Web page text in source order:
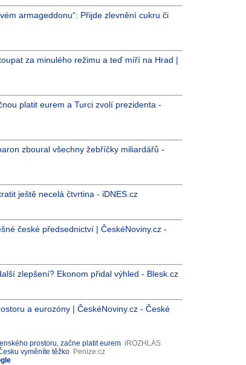
armageddonu“: Přijde zlevnění cukru či
za minulého režimu a teď míří na Hrad |
platit eurem a Turci zvolí prezidenta -
zboural všechny žebříčky miliardářů -
ještě necelá čtvrtina - iDNES.cz
české předsednictví | ČeskéNoviny.cz -
zlepšení? Ekonom přidal výhled - Blesk.cz
a eurozóny | ČeskéNoviny.cz - České
prostoru, začne platit eurem iROZHLAS
vyměníte těžko Penize.cz